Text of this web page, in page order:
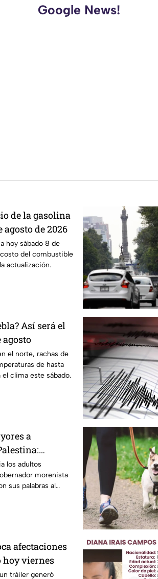
Google News!
de la gasolina
agosto de 2026
hoy sábado 8 de
del combustible
actualización.
Así será el
agosto
el norte, rachas de
de hasta
clima este sábado.
a
“a
dichos sobre
guión de las
Salvatori y
los adultos
morenista
sus palabras al
de Huixcolotla
afectaciones
hoy viernes
tráiler generó